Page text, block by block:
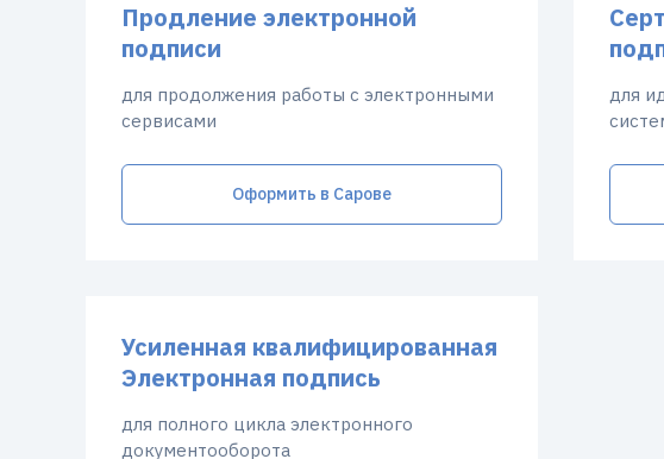
Продление электронной
подписи
для продолжения работы с электронными
сервисами
Оформить в Сарове
для
Усиленная квалифицированная
Электронная подпись
для полного цикла электронного
документооборота